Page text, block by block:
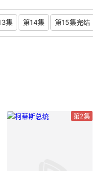
集 第14集 第15集完结
第2集